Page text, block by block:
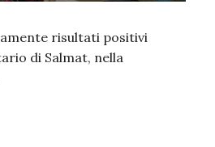
risultati positivi
di Salmat, nella